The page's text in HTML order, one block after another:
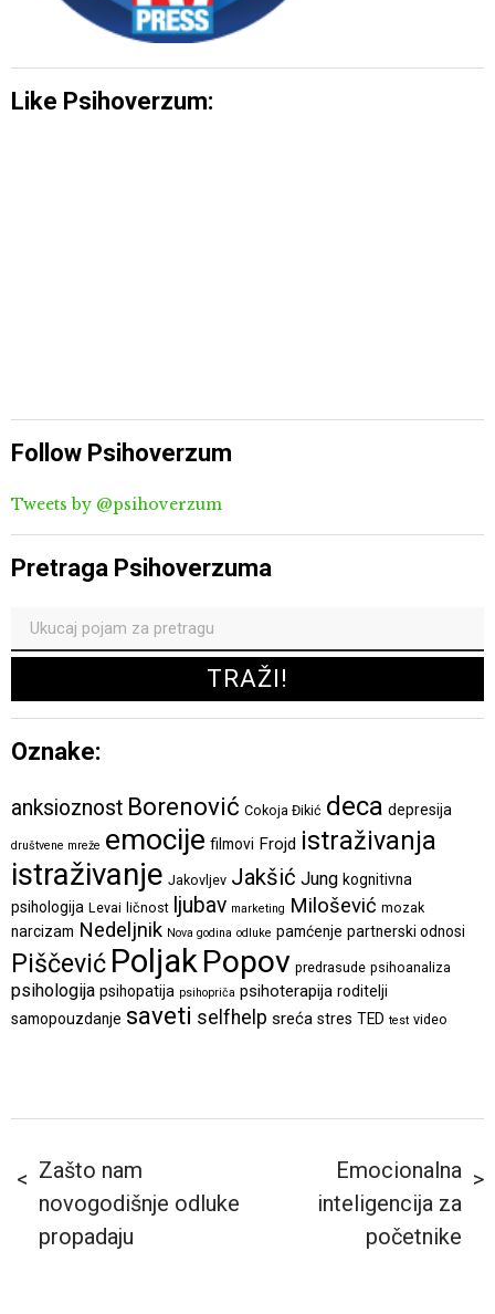
Like Psihoverzum:
Follow Psihoverzum
Tweets by @psihoverzum
Pretraga Psihoverzuma
Oznake:
anksioznost Borenović Cokoja Đikić deca depresija
društvene mreže emocije filmovi Frojd istraživanja
istraživanje Jakovljev Jakšić Jung kognitivna
psihologija Levai ličnost ljubav marketing Milošević mozak
narcizam Nedeljnik Nova godina odluke pamćenje partnerski odnosi
Piščević Poljak Popov predrasude psihoanaliza
psihologija psihopatija psihopriča psihoterapija roditelji
samopouzdanje saveti selfhelp sreća stres TED test video
Zašto nam
novogodišnje odluke
propadaju
Emocionalna
inteligencija za
početnike